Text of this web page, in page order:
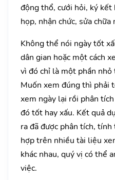
động thổ, cưới hỏi, ký
họp, nhận chức, sửa chữa
Không thể nói ngày tốt
dân gian hoặc một cách
vì đó chỉ là một phần
Muốn xem đúng thì phải
xem ngày lại rồi phân
đó tốt hay xấu. Kết quả
ra đã được phân tích,
hợp trên nhiều tài liệu
khác nhau, quý vị có thể
việc.